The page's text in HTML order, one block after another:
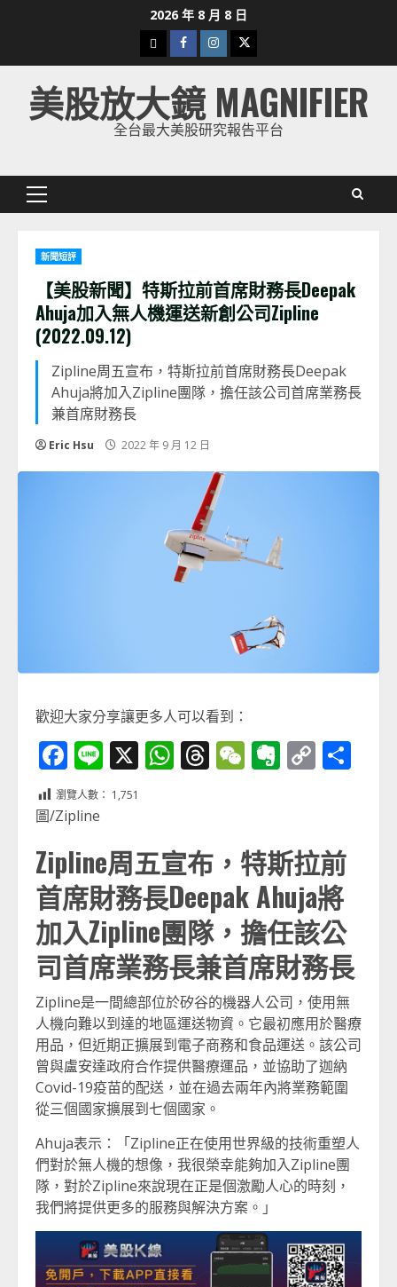
2026 年 8 月 8 日
下
載
美
股
Facebook
Instagram
Twitter
美股放大鏡 MAGNIFIER
全台最大美股研究報告平台
Primary
新聞短評
【美股新聞】特斯拉前首席財務長Deepak
Ahuja加入無人機運送新創公司Zipline
(2022.09.12)
Zipline周五宣布，特斯拉前首席財務長Deepak
Ahuja將加入Zipline團隊，擔任該公司首席業務長
兼首席財務長
Eric Hsu 2022 年 9 月 12 日
歡迎大家分享讓更多人可以看到：
Facebook
Line
X WhatsApp
Threads
WeChat
Evernote
Copy
瀏覽人數： 1,751
圖/Zipline
Zipline周五宣布，特斯拉前
首席財務長Deepak Ahuja將
加入Zipline團隊，擔任該公
司首席業務長兼首席財務長
Zipline是一間總部位於矽谷的機器人公司，使用無
人機向難以到達的地區運送物資。它最初應用於醫療
用品，但近期正擴展到電子商務和食品運送。該公司
曾與盧安達政府合作提供醫療運品，並協助了迦納
Covid-19疫苗的配送，並在過去兩年內將業務範圍
從三個國家擴展到七個國家。
Ahuja表示：「Zipline正在使用世界級的技術重塑人
們對於無人機的想像，我很榮幸能夠加入Zipline團
隊，對於Zipline來說現在正是個激勵人心的時刻，
我們將提供更多的服務與解決方案。」